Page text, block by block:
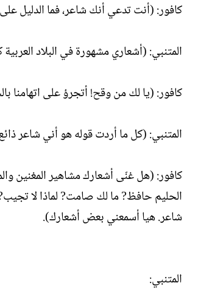
كافور: (أنت تدعي أنك شاعر، فما الدليل
المتنبي: (أشعاري مشهورة في البلاد العربية
كافور: (يا لك من وقح! أتجرؤ على اتهامنا
المتنبي: (كل ما أردت قوله هو أني شاعر
كافور: (هل غنّى أشعارك مشاهير المغنين
الحليم حافظ? ما لك صامت? لماذا لا
شاعر. هيا أسمعني بعض أشعارك).
المتنبي: